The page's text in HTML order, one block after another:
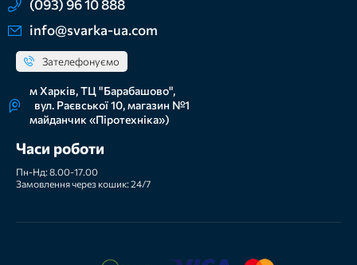
(093) 96 10 888
info@svarka-ua.com
Зателефонуємо
м Харків, ТЦ "Барабашово",
вул. Раєвської 10, магазин №1
майданчик «Піротехніка»)
Часи роботи
Пн-Нд: 8.00-17.00
Замовлення через кошик: 24/7